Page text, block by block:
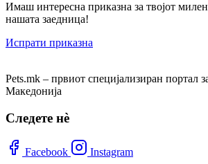
Имаш интересна приказна за твојот
нашата заедница!
Испрати приказна
Pets.mk – првиот специјализиран портал
Македонија
Следете нѐ
Facebook Instagram